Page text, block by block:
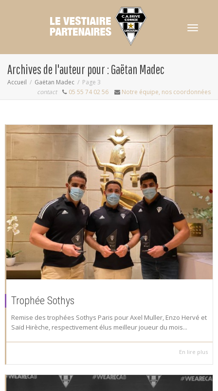
navigation
Archives de l'auteur pour : Gaëtan Madec
Accueil Gaëtan Madec
Page 3
contact
05 55 74 02 56 Notre équipe, nos coordonnées
Trophée Sothys
Remise des trophées Sothys Paris pour Axel Muller, Enzo Hervé et
Saïd Hirèche, respectivement élus meilleur joueur du mois...
En lire plus